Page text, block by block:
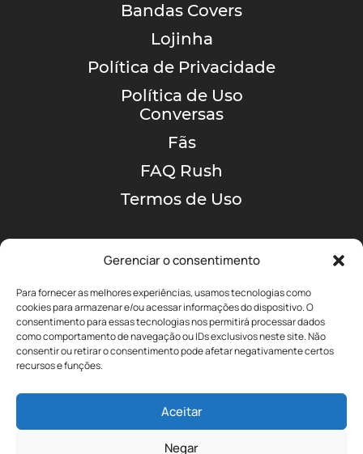
Gerenciar o consentimento
Para fornecer as melhores experiências, usamos tecnologias como
cookies para armazenar e/ou acessar informações do dispositivo. O
consentimento para essas tecnologias nos permitirá processar dados
como comportamento de navegação ou IDs exclusivos neste site. Não
consentir ou retirar o consentimento pode afetar negativamente certos
recursos e funções.
Aceitar
Negar
Bandas Covers
Lojinha
Política de Privacidade
Política de Uso
Conversas
Fãs
FAQ Rush
Termos de Uso
A MAIOR COMUNIDADE
DE RUSH NO BRASIL!
yyz@portalrushbrasil.com.br